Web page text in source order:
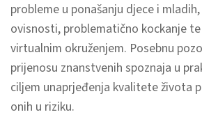
probleme u ponašanju djece i
ovisnosti, problematično kockanje
virtualnim okruženjem. Posebnu
prijenosu znanstvenih spoznaja u
ciljem unaprjeđenja kvalitete života
onih u riziku.